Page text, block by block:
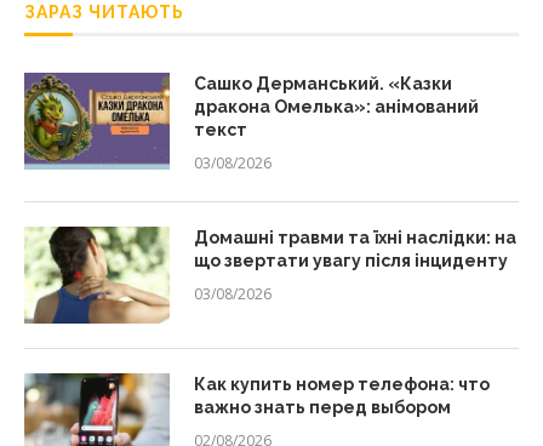
ЗАРАЗ ЧИТАЮТЬ
Сашко Дерманський. «Казки
дракона Омелька»: анімований
текст
03/08/2026
Домашні травми та їхні наслідки: на
що звертати увагу після інциденту
03/08/2026
Как купить номер телефона: что
важно знать перед выбором
02/08/2026